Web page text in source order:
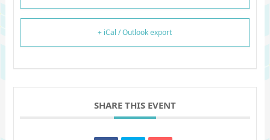
+ iCal / Outlook export
SHARE THIS EVENT